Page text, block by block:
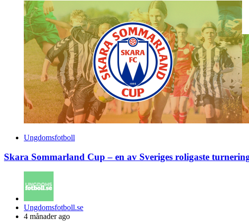
Ungdomsfotboll
Skara Sommarland Cup – en av Sveriges roligaste
Posted
by
Ungdomsfotboll.se
4 månader ago